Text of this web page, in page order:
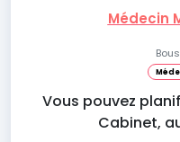
Médecin
Vous pouvez
Cabinet,